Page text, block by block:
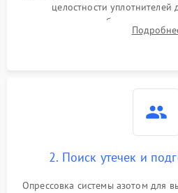
целостности
сопротивления обмоток
считывание кодов ошибок с
2. Поиск утечек и
Опрессовка системы азотом для